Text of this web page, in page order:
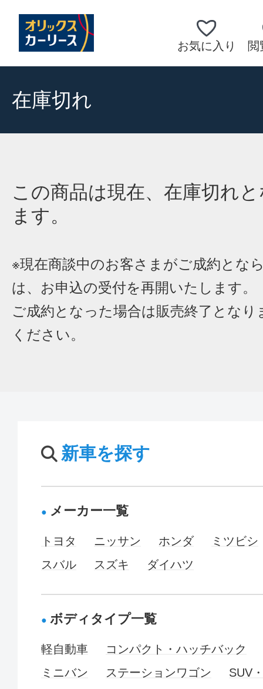
お気に入り 閲
在庫切れ
この商品は現在、在庫切れ
ます。
※現在商談中のお客さまがご成約とな
は、お申込の受付を再開いたします。
ご成約となった場合は販売終了となり
ください。
新車を探す
メーカー一覧
トヨタ ニッサン ホンダ
ミツビシ
スバル
スズキ ダイハツ
ボディタイプ一覧
軽自動車
コンパクト・ハッチバック
ミニバン
ステーションワゴン
SUV